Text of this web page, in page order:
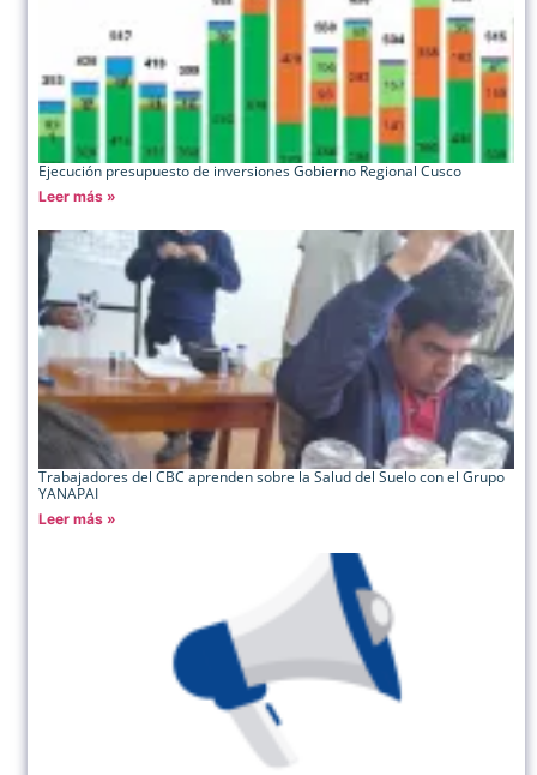
Ejecución presupuesto de inversiones Gobierno Regional Cusco
Leer más »
Trabajadores del CBC aprenden sobre la Salud del Suelo con el Grupo
YANAPAI
Leer más »